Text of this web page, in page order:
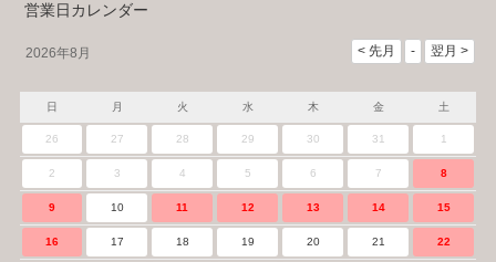
営業日カレンダー
2026年8月
日 月 火 水 木 金 土
26 27 28 29 30 31 1
2 3 4 5 6 7 8
9 10 11 12 13 14 15
16 17 18 19 20 21 22